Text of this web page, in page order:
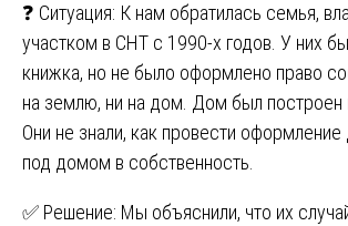
❓ Ситуация: К нам обратилась семья,
участком в СНТ с 1990-х годов. У них
книжка, но не было оформлено право
на землю, ни на дом. Дом был построен
Они не знали, как провести
под домом в собственность.
✅ Решение: Мы объяснили, что их